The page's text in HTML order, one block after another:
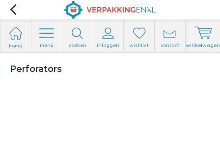
home menu zoeken inloggen wishlist contact winkelwagen
Perforators